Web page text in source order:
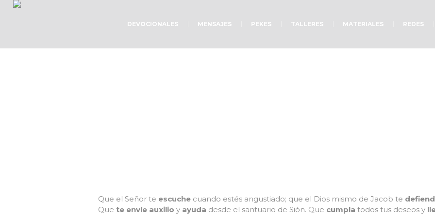
DEVOCIONALES MENSAJES PEKES TALLERES MATERIALES REDES
Que el Señor te escuche cuando estés angustiado; que el Dios mismo de Jacob te
Que te envíe auxilio y ayuda desde el santuario de Sión. Que cumpla todos tus deseos y